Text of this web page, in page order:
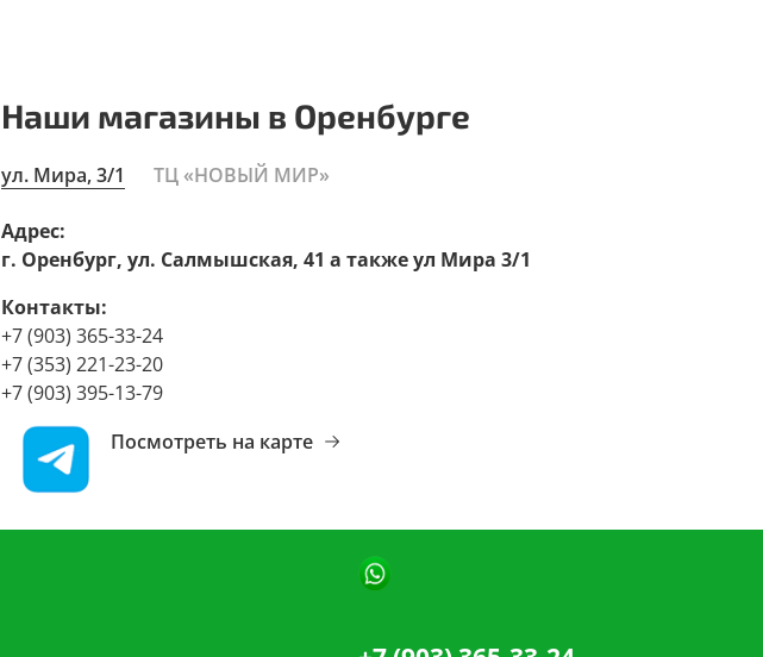
Наши магазины в Оренбурге
ул. Мира, 3/1 ТЦ «НОВЫЙ МИР»
Адрес:
г. Оренбург, ул. Салмышская, 41 а также ул Мира 3/1
Контакты:
+7 (903) 365-33-24
+7 (353) 221-23-20
+7 (903) 395-13-79
Посмотреть на карте